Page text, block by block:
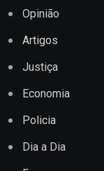
Opinião
Artigos
Justiça
Economia
Policia
Dia a Dia